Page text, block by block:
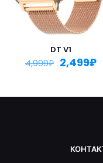
DT V1
4,999₽ 2,499₽